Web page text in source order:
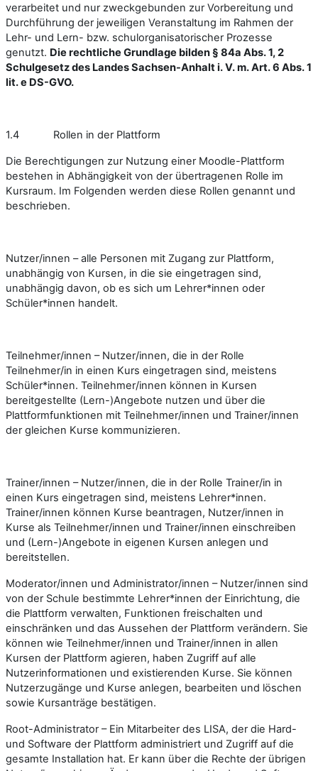
verarbeitet und nur zweckgebunden zur Vorbereitung und
Durchführung der jeweiligen Veranstaltung im Rahmen der
Lehr- und Lern- bzw. schulorganisatorischer Prozesse
genutzt. Die rechtliche Grundlage bilden § 84a Abs. 1, 2
Schulgesetz des Landes Sachsen-Anhalt i. V. m. Art. 6 Abs. 1
lit. e DS-GVO.
1.4 Rollen in der Plattform
Die Berechtigungen zur Nutzung einer Moodle-Plattform
bestehen in Abhängigkeit von der übertragenen Rolle im
Kursraum. Im Folgenden werden diese Rollen genannt und
beschrieben.
Nutzer/innen – alle Personen mit Zugang zur Plattform,
unabhängig von Kursen, in die sie eingetragen sind,
unabhängig davon, ob es sich um Lehrer*innen oder
Schüler*innen handelt.
Teilnehmer/innen – Nutzer/innen, die in der Rolle
Teilnehmer/in in einen Kurs eingetragen sind, meistens
Schüler*innen. Teilnehmer/innen können in Kursen
bereitgestellte (Lern-)Angebote nutzen und über die
Plattformfunktionen mit Teilnehmer/innen und Trainer/innen
der gleichen Kurse kommunizieren.
Trainer/innen – Nutzer/innen, die in der Rolle Trainer/in in
einen Kurs eingetragen sind, meistens Lehrer*innen.
Trainer/innen können Kurse beantragen, Nutzer/innen in
Kurse als Teilnehmer/innen und Trainer/innen einschreiben
und (Lern-)Angebote in eigenen Kursen anlegen und
bereitstellen.
Moderator/innen und Administrator/innen – Nutzer/innen sind
von der Schule bestimmte Lehrer*innen der Einrichtung, die
die Plattform verwalten, Funktionen freischalten und
einschränken und das Aussehen der Plattform verändern. Sie
können wie Teilnehmer/innen und Trainer/innen in allen
Kursen der Plattform agieren, haben Zugriff auf alle
Nutzerinformationen und existierenden Kurse. Sie können
Nutzerzugänge und Kurse anlegen, bearbeiten und löschen
sowie Kursanträge bestätigen.
Root-Administrator – Ein Mitarbeiter des LISA, der die Hard-
und Software der Plattform administriert und Zugriff auf die
gesamte Installation hat. Er kann über die Rechte der übrigen